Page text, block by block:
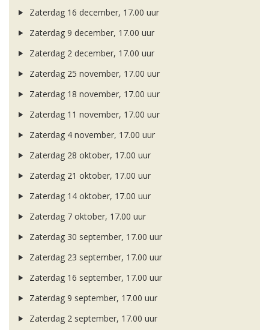
Zaterdag 16 december, 17.00 uur
Zaterdag 9 december, 17.00 uur
Zaterdag 2 december, 17.00 uur
Zaterdag 25 november, 17.00 uur
Zaterdag 18 november, 17.00 uur
Zaterdag 11 november, 17.00 uur
Zaterdag 4 november, 17.00 uur
Zaterdag 28 oktober, 17.00 uur
Zaterdag 21 oktober, 17.00 uur
Zaterdag 14 oktober, 17.00 uur
Zaterdag 7 oktober, 17.00 uur
Zaterdag 30 september, 17.00 uur
Zaterdag 23 september, 17.00 uur
Zaterdag 16 september, 17.00 uur
Zaterdag 9 september, 17.00 uur
Zaterdag 2 september, 17.00 uur